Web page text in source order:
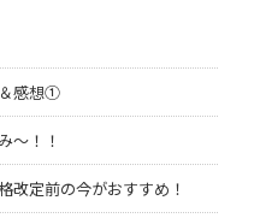
＆感想①
～！！
改定前の今がおすすめ！